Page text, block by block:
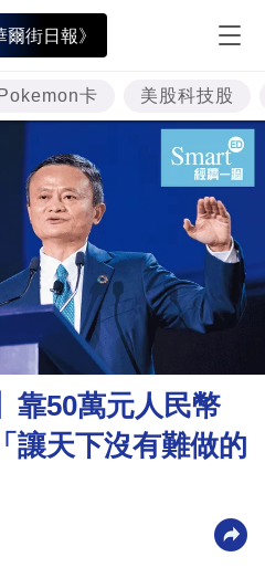
街日報》
Pokemon卡 美股科技股
靠50萬元人民幣
讓天下沒有難做的